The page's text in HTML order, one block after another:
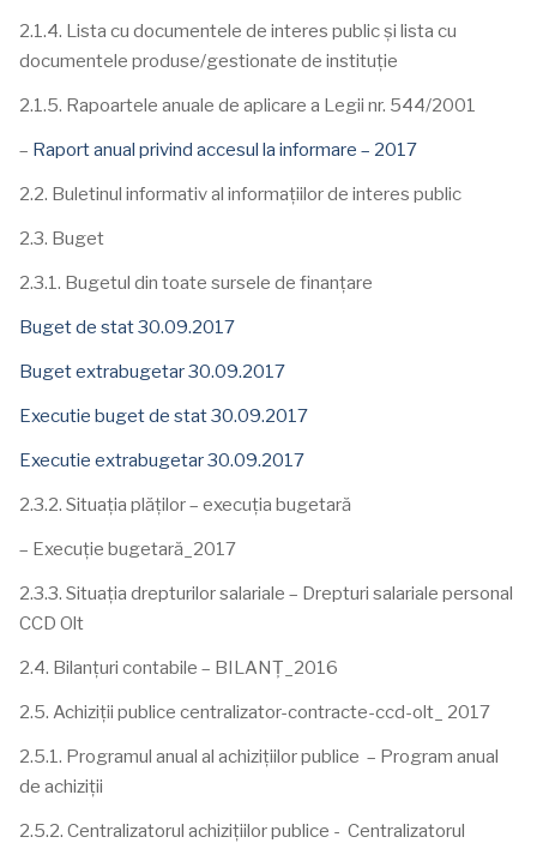
2.1.4. Lista cu documentele de interes public și lista cu
documentele produse/gestionate de instituție
2.1.5. Rapoartele anuale de aplicare a Legii nr. 544/2001
– Raport anual privind accesul la informare – 2017
2.2. Buletinul informativ al informațiilor de interes public
2.3. Buget
2.3.1. Bugetul din toate sursele de finanțare
Buget de stat 30.09.2017
Buget extrabugetar 30.09.2017
Executie buget de stat 30.09.2017
Executie extrabugetar 30.09.2017
2.3.2. Situația plăților – execuția bugetară
– Execuție bugetară_2017
2.3.3. Situația drepturilor salariale – Drepturi salariale personal
CCD Olt
2.4. Bilanțuri contabile – BILANȚ_2016
2.5. Achiziții publice centralizator-contracte-ccd-olt_ 2017
2.5.1. Programul anual al achizițiilor publice – Program anual
de achiziții
2.5.2. Centralizatorul achizițiilor publice - Centralizatorul